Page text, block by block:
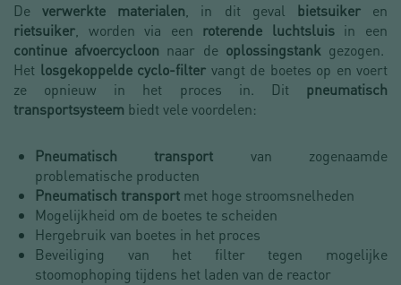
Deverwerkte materialen , in dit geval bietsuiker en
rietsuiker , worden via een roterende luchtsluisin een
continue afvoercycloon naar de oplossingstank gezogen.
Het losgekoppelde cyclo-filter vangt de boetes op en voert
ze opnieuw in het proces in. Dit pneumatisch
transportsysteem biedt vele voordelen:
Pneumatisch transport van zogenaamde
problematische producten
Pneumatisch transport met hoge stroomsnelheden
Mogelijkheid om de boetes te scheiden
Hergebruik van boetes in het proces
Beveiliging van het filter tegen mogelijke
stoomophoping tijdens het laden van de reactor